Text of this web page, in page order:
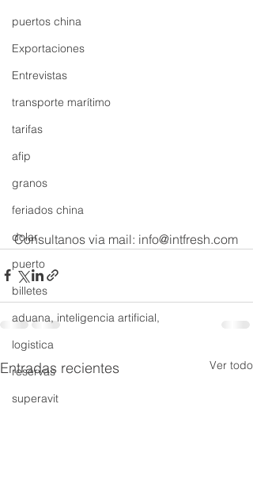
puertos china
Exportaciones
Entrevistas
transporte marítimo
tarifas
afip
granos
feriados china
dolar
puerto
billetes
aduana, inteligencia artificial,
logistica
reservas
superavit
Consultanos via mail: info@intfresh.com
Entradas recientes Ver todo